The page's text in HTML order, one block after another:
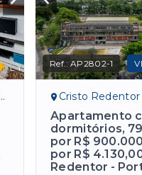
Ref.:AP2802-1
Cristo Redentor
Apartamento
dormitórios,
por R$
por R$
Redentor -